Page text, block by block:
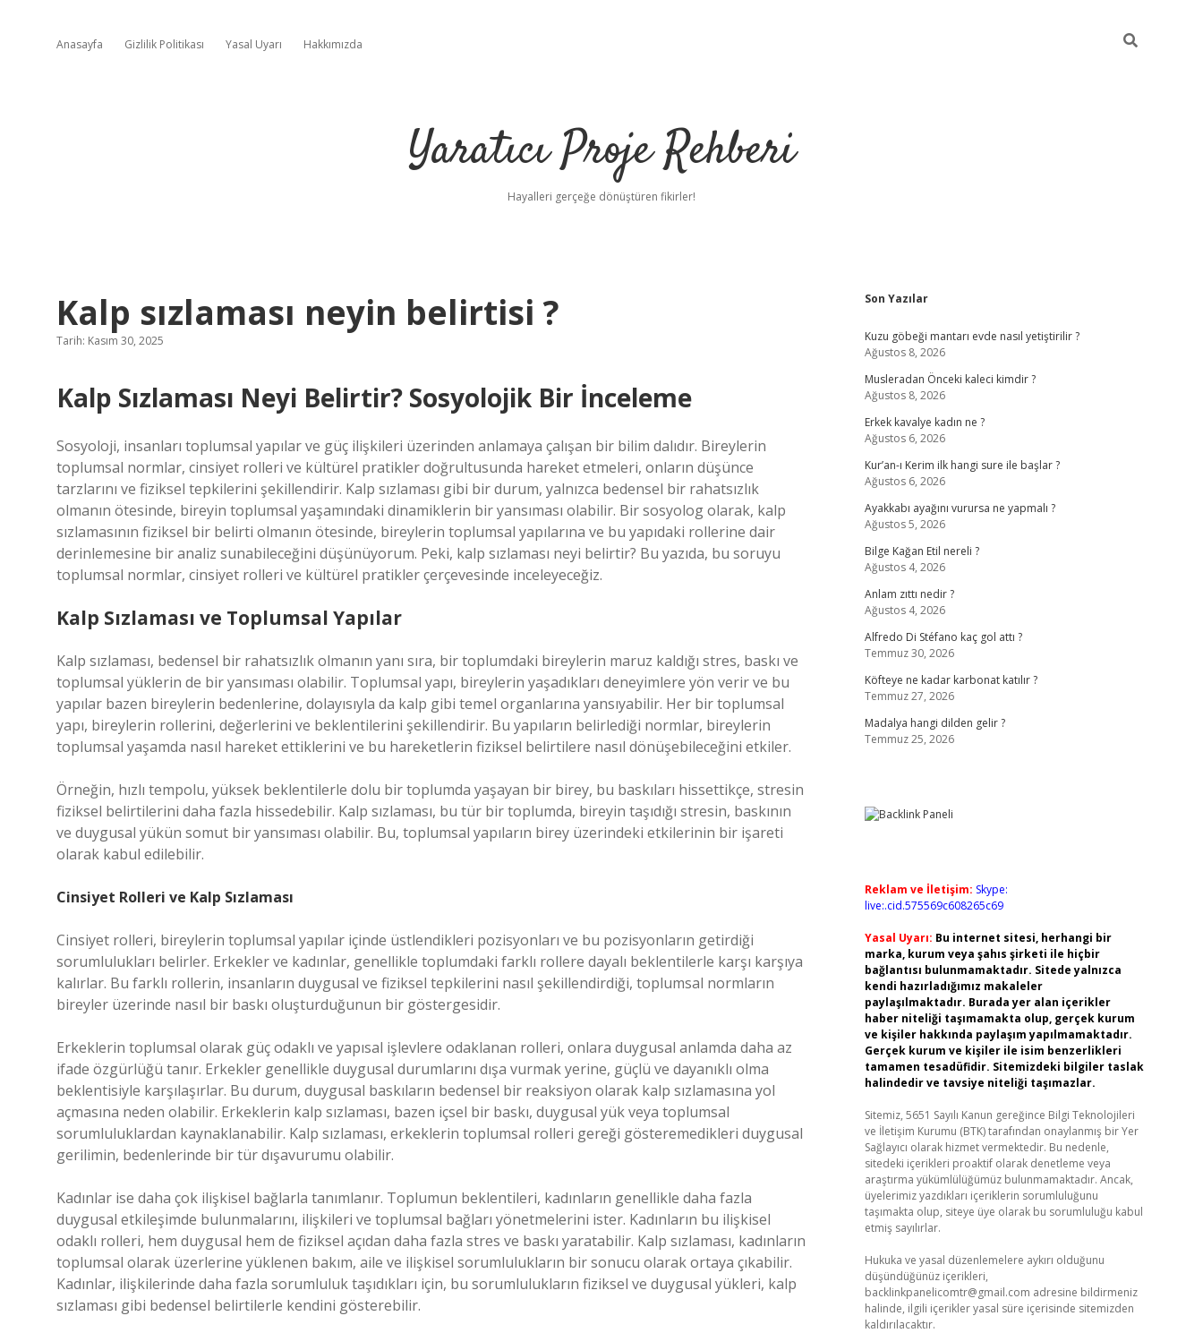
Anasayfa Gizlilik Politikası Yasal Uyarı Hakkımızda
Yaratıcı Proje Rehberi
Hayalleri gerçeğe dönüştüren fikirler!
Kalp sızlaması neyin belirtisi ?
Tarih: Kasım 30, 2025
Kalp Sızlaması Neyi Belirtir? Sosyolojik Bir İnceleme
Sosyoloji, insanları toplumsal yapılar ve güç ilişkileri üzerinden anlamaya çalışan bir bilim dalıdır. Bireylerin
toplumsal normlar, cinsiyet rolleri ve kültürel pratikler doğrultusunda hareket etmeleri, onların düşünce
tarzlarını ve fiziksel tepkilerini şekillendirir. Kalp sızlaması gibi bir durum, yalnızca bedensel bir rahatsızlık
olmanın ötesinde, bireyin toplumsal yaşamındaki dinamiklerin bir yansıması olabilir. Bir sosyolog olarak, kalp
sızlamasının fiziksel bir belirti olmanın ötesinde, bireylerin toplumsal yapılarına ve bu yapıdaki rollerine dair
derinlemesine bir analiz sunabileceğini düşünüyorum. Peki, kalp sızlaması neyi belirtir? Bu yazıda, bu soruyu
toplumsal normlar, cinsiyet rolleri ve kültürel pratikler çerçevesinde inceleyeceğiz.
Kalp Sızlaması ve Toplumsal Yapılar
Kalp sızlaması, bedensel bir rahatsızlık olmanın yanı sıra, bir toplumdaki bireylerin maruz kaldığı stres, baskı ve
toplumsal yüklerin de bir yansıması olabilir. Toplumsal yapı, bireylerin yaşadıkları deneyimlere yön verir ve bu
yapılar bazen bireylerin bedenlerine, dolayısıyla da kalp gibi temel organlarına yansıyabilir. Her bir toplumsal
yapı, bireylerin rollerini, değerlerini ve beklentilerini şekillendirir. Bu yapıların belirlediği normlar, bireylerin
toplumsal yaşamda nasıl hareket ettiklerini ve bu hareketlerin fiziksel belirtilere nasıl dönüşebileceğini etkiler.
Örneğin, hızlı tempolu, yüksek beklentilerle dolu bir toplumda yaşayan bir birey, bu baskıları hissettikçe, stresin
fiziksel belirtilerini daha fazla hissedebilir. Kalp sızlaması, bu tür bir toplumda, bireyin taşıdığı stresin, baskının
ve duygusal yükün somut bir yansıması olabilir. Bu, toplumsal yapıların birey üzerindeki etkilerinin bir işareti
olarak kabul edilebilir.
Cinsiyet Rolleri ve Kalp Sızlaması
Cinsiyet rolleri, bireylerin toplumsal yapılar içinde üstlendikleri pozisyonları ve bu pozisyonların getirdiği
sorumlulukları belirler. Erkekler ve kadınlar, genellikle toplumdaki farklı rollere dayalı beklentilerle karşı karşıya
kalırlar. Bu farklı rollerin, insanların duygusal ve fiziksel tepkilerini nasıl şekillendirdiği, toplumsal normların
bireyler üzerinde nasıl bir baskı oluşturduğunun bir göstergesidir.
Erkeklerin toplumsal olarak güç odaklı ve yapısal işlevlere odaklanan rolleri, onlara duygusal anlamda daha az
ifade özgürlüğü tanır. Erkekler genellikle duygusal durumlarını dışa vurmak yerine, güçlü ve dayanıklı olma
beklentisiyle karşılaşırlar. Bu durum, duygusal baskıların bedensel bir reaksiyon olarak kalp sızlamasına yol
açmasına neden olabilir. Erkeklerin kalp sızlaması, bazen içsel bir baskı, duygusal yük veya toplumsal
sorumluluklardan kaynaklanabilir. Kalp sızlaması, erkeklerin toplumsal rolleri gereği gösteremedikleri duygusal
gerilimin, bedenlerinde bir tür dışavurumu olabilir.
Kadınlar ise daha çok ilişkisel bağlarla tanımlanır. Toplumun beklentileri, kadınların genellikle daha fazla
duygusal etkileşimde bulunmalarını, ilişkileri ve toplumsal bağları yönetmelerini ister. Kadınların bu ilişkisel
odaklı rolleri, hem duygusal hem de fiziksel açıdan daha fazla stres ve baskı yaratabilir. Kalp sızlaması, kadınların
toplumsal olarak üzerlerine yüklenen bakım, aile ve ilişkisel sorumlulukların bir sonucu olarak ortaya çıkabilir.
Kadınlar, ilişkilerinde daha fazla sorumluluk taşıdıkları için, bu sorumlulukların fiziksel ve duygusal yükleri, kalp
sızlaması gibi bedensel belirtilerle kendini gösterebilir.
Sidebar
Son Yazılar
Kuzu göbeği mantarı evde nasıl yetiştirilir ?
Ağustos 8, 2026
Musleradan Önceki kaleci kimdir ?
Ağustos 8, 2026
Erkek kavalye kadın ne ?
Ağustos 6, 2026
Kur’an-ı Kerim ilk hangi sure ile başlar ?
Ağustos 6, 2026
Ayakkabı ayağını vurursa ne yapmalı ?
Ağustos 5, 2026
Bilge Kağan Etil nereli ?
Ağustos 4, 2026
Anlam zıttı nedir ?
Ağustos 4, 2026
Alfredo Di Stéfano kaç gol attı ?
Temmuz 30, 2026
Köfteye ne kadar karbonat katılır ?
Temmuz 27, 2026
Madalya hangi dilden gelir ?
Temmuz 25, 2026
Reklam ve İletişim: Skype:
live:.cid.575569c608265c69
Yasal Uyarı: Bu internet sitesi, herhangi bir
marka, kurum veya şahıs şirketi ile hiçbir
bağlantısı bulunmamaktadır. Sitede yalnızca
kendi hazırladığımız makaleler
paylaşılmaktadır. Burada yer alan içerikler
haber niteliği taşımamakta olup, gerçek kurum
ve kişiler hakkında paylaşım yapılmamaktadır.
Gerçek kurum ve kişiler ile isim benzerlikleri
tamamen tesadüfidir. Sitemizdeki bilgiler taslak
halindedir ve tavsiye niteliği taşımazlar.
Sitemiz, 5651 Sayılı Kanun gereğince Bilgi Teknolojileri
ve İletişim Kurumu (BTK) tarafından onaylanmış bir Yer
Sağlayıcı olarak hizmet vermektedir. Bu nedenle,
sitedeki içerikleri proaktif olarak denetleme veya
araştırma yükümlülüğümüz bulunmamaktadır. Ancak,
üyelerimiz yazdıkları içeriklerin sorumluluğunu
taşımakta olup, siteye üye olarak bu sorumluluğu kabul
etmiş sayılırlar.
Hukuka ve yasal düzenlemelere aykırı olduğunu
düşündüğünüz içerikleri,
backlinkpanelicomtr@gmail.com adresine bildirmeniz
halinde, ilgili içerikler yasal süre içerisinde sitemizden
kaldırılacaktır.
piabellacasinohiltonbet giriş